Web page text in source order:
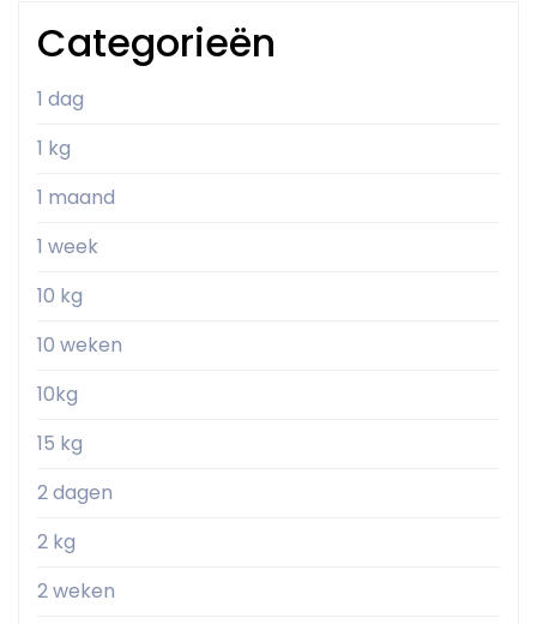
Categorieën
1 dag
1 kg
1 maand
1 week
10 kg
10 weken
10kg
15 kg
2 dagen
2 kg
2 weken